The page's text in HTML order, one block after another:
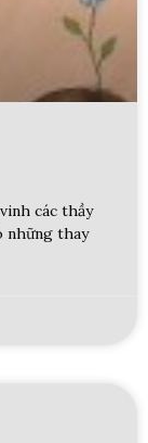
các thầy
những thay